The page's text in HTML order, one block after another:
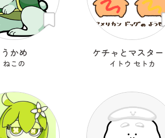
うかめ
ねこの
ケチャとマスタ
イトウ セトカ